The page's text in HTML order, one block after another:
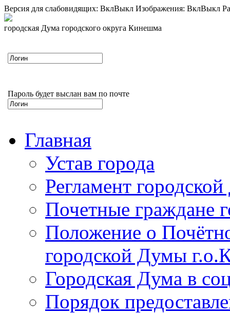
Версия для слабовидящих: ВклВыкл Изображения: ВклВыкл
городская Дума городского округа Кинешма
Пароль будет выслан вам по почте
Главная
Устав города
Регламент
Почетные граждане
Положение о
городской Думы
Городская Дума в
Порядок